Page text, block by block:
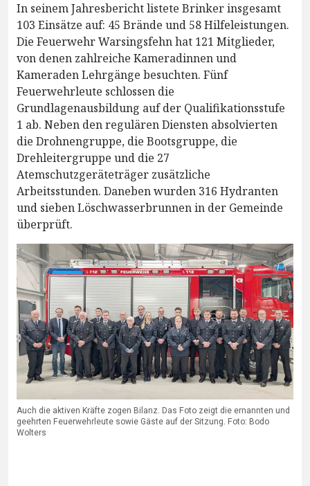
In seinem Jahresbericht listete Brinker insgesamt
103 Einsätze auf: 45 Brände und 58 Hilfeleistungen.
Die Feuerwehr Warsingsfehn hat 121 Mitglieder,
von denen zahlreiche Kameradinnen und
Kameraden Lehrgänge besuchten. Fünf
Feuerwehrleute schlossen die
Grundlagenausbildung auf der Qualifikationsstufe
1 ab. Neben den regulären Diensten absolvierten
die Drohnengruppe, die Bootsgruppe, die
Drehleitergruppe und die 27
Atemschutzgeräteträger zusätzliche
Arbeitsstunden. Daneben wurden 316 Hydranten
und sieben Löschwasserbrunnen in der Gemeinde
überprüft.
Auch die aktiven Kräfte zogen Bilanz. Das Foto zeigt die ernannten und
geehrten Feuerwehrleute sowie Gäste auf der Sitzung. Foto: Bodo
Wolters